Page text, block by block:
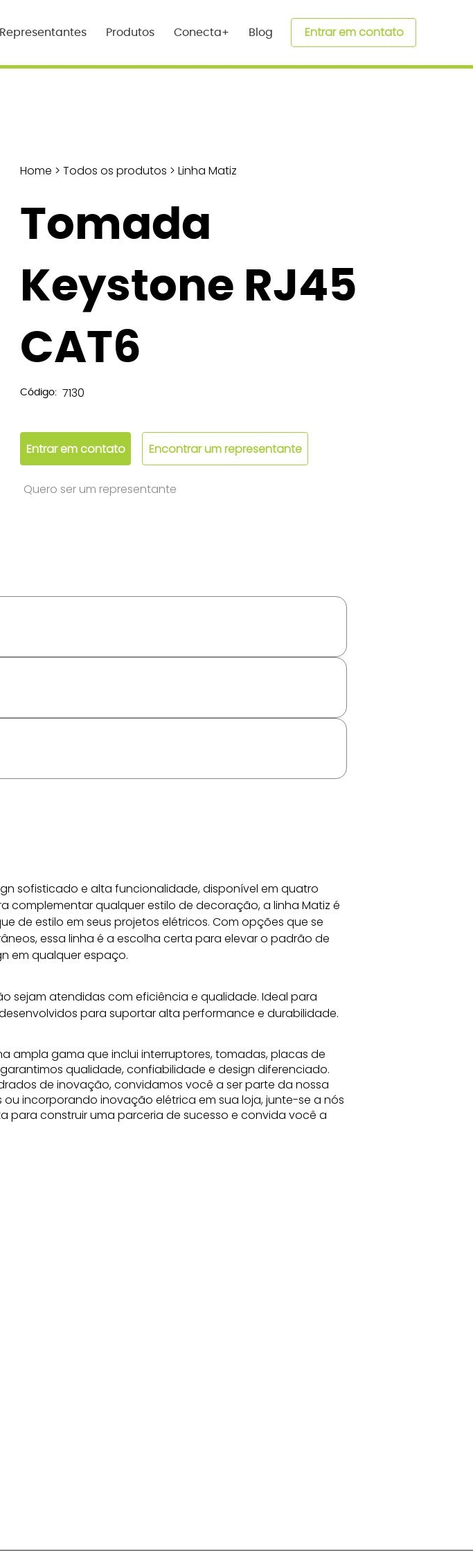
Representantes Produtos Conecta+ Blog Entrar em contato
Home > Todos os produtos > Linha Matiz
Tomada
Keystone RJ45
CAT6
Código: 7130
Entrar em contato Encontrar um representante
Quero ser um representante
sofisticado e alta funcionalidade, disponível em quatro
complementar qualquer estilo de decoração, a linha Matiz é
de estilo em seus projetos elétricos. Com opções que se
essa linha é a escolha certa para elevar o padrão de
em qualquer espaço.
sejam atendidas com eficiência e qualidade. Ideal para
para suportar alta performance e durabilidade.
ampla gama que inclui interruptores, tomadas, placas de
qualidade, confiabilidade e design diferenciado.
de inovação, convidamos você a ser parte da nossa
incorporando inovação elétrica em sua loja, junte-se a nós
para construir uma parceria de sucesso e convida você a